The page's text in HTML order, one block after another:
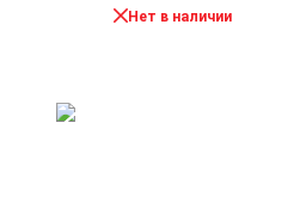
Нет в наличии